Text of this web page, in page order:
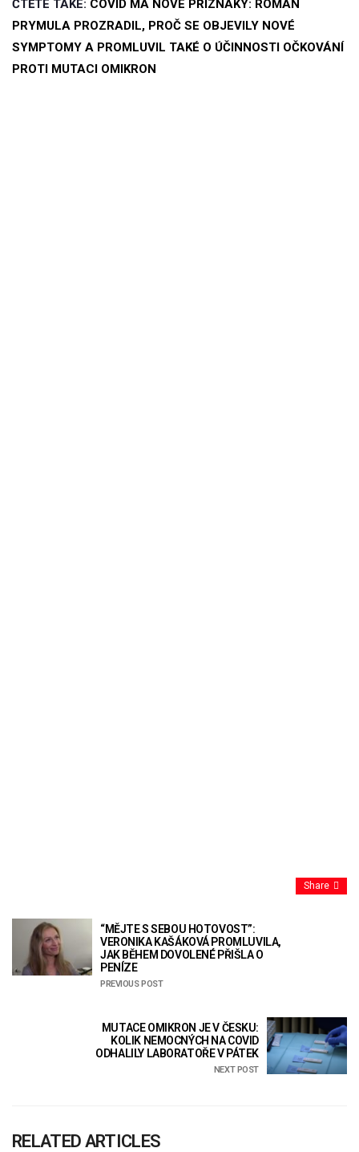
ČTĚTE TAKÉ: COVID MÁ NOVÉ PŘÍZNAKY: ROMAN
PRYMULA PROZRADIL, PROČ SE OBJEVILY NOVÉ
SYMPTOMY A PROMLUVIL TAKÉ O ÚČINNOSTI OČKOVÁNÍ
PROTI MUTACI OMIKRON
Share
“MĚJTE S SEBOU HOTOVOST”:
VERONIKA KAŠÁKOVÁ PROMLUVILA,
JAK BĚHEM DOVOLENÉ PŘIŠLA O
PENÍZE
PREVIOUS POST
MUTACE OMIKRON JE V ČESKU:
KOLIK NEMOCNÝCH NA COVID
ODHALILY LABORATOŘE V PÁTEK
NEXT POST
RELATED ARTICLES